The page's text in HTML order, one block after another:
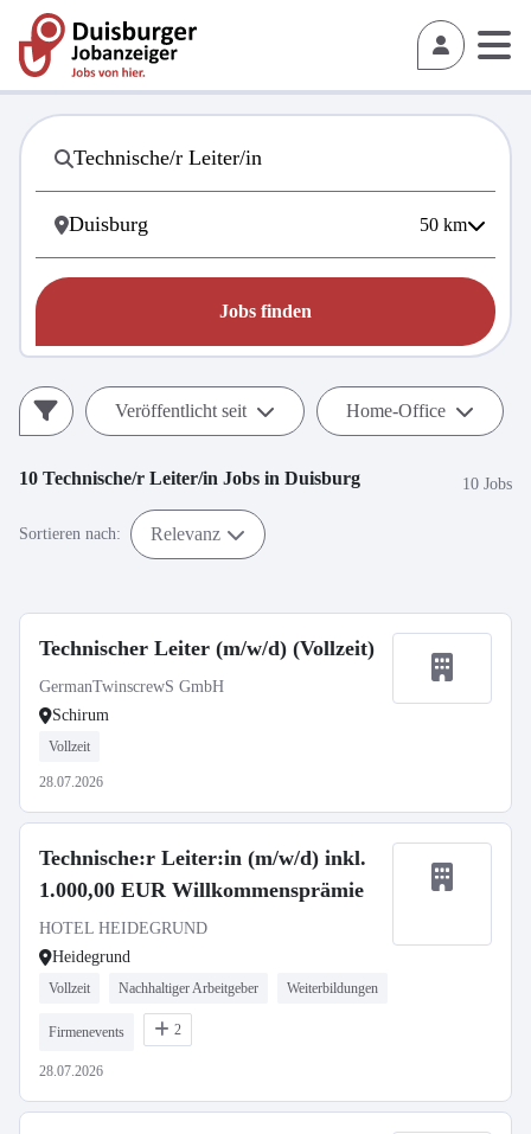
50 km
Jobs finden
Veröffentlicht seit Home-Office
10 Technische/r Leiter/in Jobs in Duisburg 10 Jobs
Sortieren nach: Relevanz
Technischer Leiter (m/w/d) (Vollzeit)
GermanTwinscrewS GmbH
Schirum
Vollzeit
28.07.2026
Technische:r Leiter:in (m/w/d) inkl.
1.000,00 EUR Willkommensprämie
HOTEL HEIDEGRUND
Heidegrund
Vollzeit Nachhaltiger Arbeitgeber Weiterbildungen
Firmenevents 2
28.07.2026